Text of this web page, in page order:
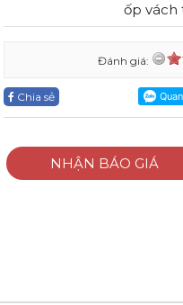
ốp vách
Đánh giá:
Chia sẻ
NHẬN BÁO GIÁ